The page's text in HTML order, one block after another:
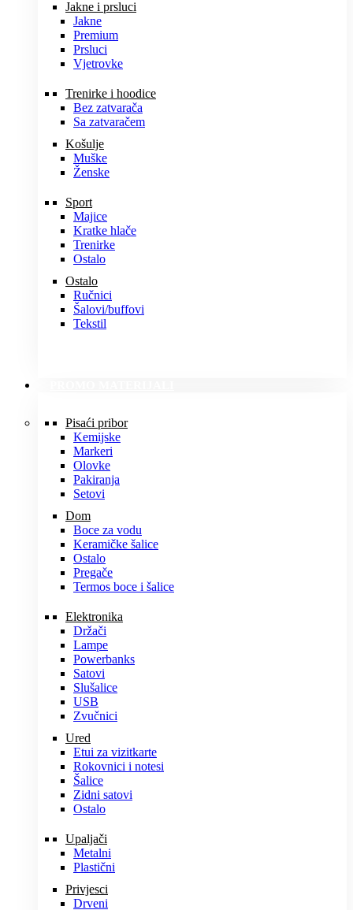
Jakne i prsluci
Jakne
Premium
Prsluci
Vjetrovke
Trenirke i hoodice
Bez zatvarača
Sa zatvaračem
Košulje
Muške
Ženske
Sport
Majice
Kratke hlače
Trenirke
Ostalo
Ostalo
Ručnici
Šalovi/buffovi
Tekstil
Pisaći pribor
Kemijske
Markeri
Olovke
Pakiranja
Setovi
Dom
Boce za vodu
Keramičke šalice
Ostalo
Pregače
Termos boce i šalice
Elektronika
Držači
Lampe
Powerbanks
Satovi
Slušalice
USB
Zvučnici
Ured
Etui za vizitkarte
Rokovnici i notesi
Šalice
Zidni satovi
Ostalo
Upaljači
Metalni
Plastični
Privjesci
Drveni